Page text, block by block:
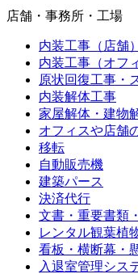
店舗・事務所・工場
内装工事（店舗）
内装工事（オフ
原状回復工事・
内装解体工事
家屋解体・建物
オフィスや店舗
移転
自動販売機
建築パース
決済代行
文書・重要書類
レンタル観葉植
看板・横断幕・
入退室管理シス